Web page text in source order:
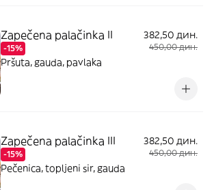
Zapečena palačinka II
-15%
382,50 дин.
450,00 дин.
Pršuta, gauda, pavlaka
Zapečena palačinka III
-15%
382,50 дин.
450,00 дин.
Pečenica, topljeni sir, gauda